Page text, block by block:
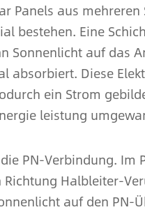
Panels aus
bestehen. Eine
Sonnenlicht auf das
absorbiert. Diese
ein Strom
leistung
PN-Verbindung.
Halbleiter-
auf den PN-